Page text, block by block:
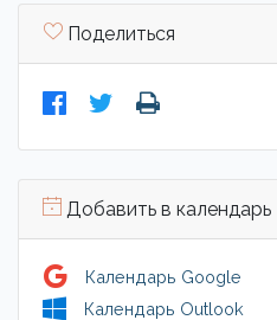
Поделиться
Добавить в календарь
Календарь Google
Календарь Outlook